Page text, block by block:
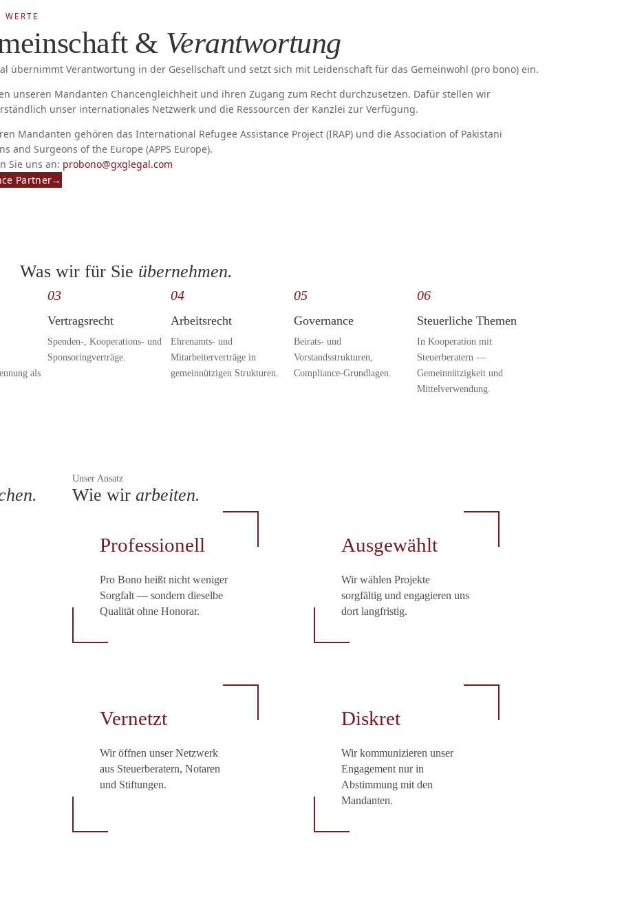
WERTE
& Verantwortung
übernimmt Verantwortung in der Gesellschaft und setzt sich mit Leidenschaft für das Gemeinwohl (pro bono) ein.
unseren Mandanten Chancengleichheit und ihren Zugang zum Recht durchzusetzen. Dafür stellen wir
unser internationales Netzwerk und die Ressourcen der Kanzlei zur Verfügung.
Mandanten gehören das International Refugee Assistance Project (IRAP) und die Association of Pakistani
and Surgeons of the Europe (APPS Europe).
Sie uns an: probono@gxglegal.com
Partner→
Was wir für Sie übernehmen.
als
03
Vertragsrecht
Spenden-, Kooperations- und
Sponsoringverträge.
04
Arbeitsrecht
Ehrenamts- und
Mitarbeiterverträge in
gemeinnützigen Strukturen.
05
Governance
Beirats- und
Vorstandsstrukturen,
Compliance-Grundlagen.
06
Steuerliche Themen
In Kooperation mit
Steuerberatern —
Gemeinnützigkeit und
Mittelverwendung.
Unser Ansatz
Wie wir arbeiten.
Professionell
Pro Bono heißt nicht weniger
Sorgfalt — sondern dieselbe
Qualität ohne Honorar.
Ausgewählt
Wir wählen Projekte
sorgfältig und engagieren uns
dort langfristig.
Vernetzt
Wir öffnen unser Netzwerk
aus Steuerberatern, Notaren
und Stiftungen.
Diskret
Wir kommunizieren unser
Engagement nur in
Abstimmung mit den
Mandanten.